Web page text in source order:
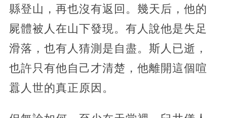
縣登山，再也沒有返回。幾天后，他的
屍體被人在山下發現。有人說他是失足
滑落，也有人猜測是自盡。斯人已逝，
也許只有他自己才清楚，他離開這個喧
囂人世的真正原因。